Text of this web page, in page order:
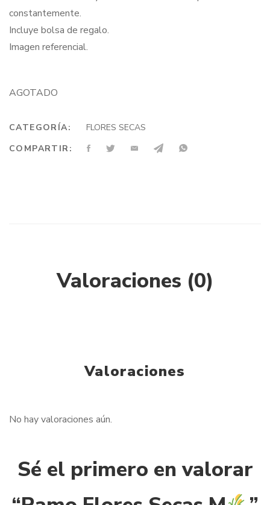
constantemente.
Incluye bolsa de regalo.
Imagen referencial.
AGOTADO
CATEGORÍA:
FLORES SECAS
COMPARTIR:
Valoraciones (0)
Valoraciones
No hay valoraciones aún.
Sé el primero en valorar